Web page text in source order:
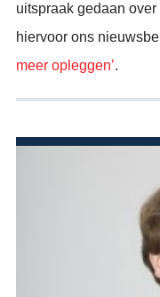
uitspraak gedaan
hiervoor ons
meer opleggen’.